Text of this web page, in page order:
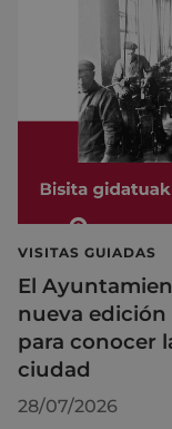
VISITAS GUIADAS
El
nueva edición
para conocer
ciudad
28/07/2026